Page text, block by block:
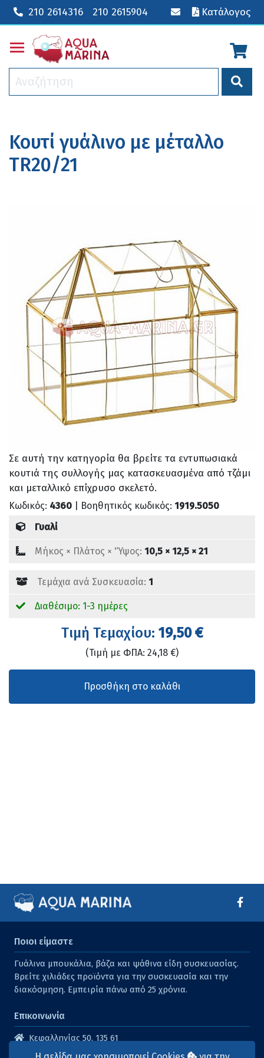
210 2614316 210 2615904 Κατάλογος
Toggle main menu visibility
Κουτί γυάλινο με μέταλλο
TR20/21
Σε αυτή την κατηγορία θα βρείτε τα εντυπωσιακά
κουτιά της συλλογής μας κατασκευασμένα από τζάμι
και μεταλλικό επίχρυσο σκελετό.
Κωδικός: 4360 | Βοηθητικός κωδικός: 1919.5050
Γυαλί
Mήκος × Πλάτος × 'Ύψος: 10,5 × 12,5 × 21
Τεμάχια ανά Συσκευασία: 1
Διαθέσιμο: 1-3 ημέρες
Tιμή Τεμαχίου: 19,50 €
(Τιμή με ΦΠΑ: 24,18 €)
Ποιοι είμαστε
Γυάλινα μπουκάλια, βάζα και ψάθινα είδη συσκευασίας.
Βρείτε χιλιάδες προϊόντα για την συσκευασία και την
διακόσμηση. Εμπειρία πάνω από 25 χρόνια.
Επικοινωνία
Κεφαλληνίας 50, 135 61
Άγιοι Ανάργυροι